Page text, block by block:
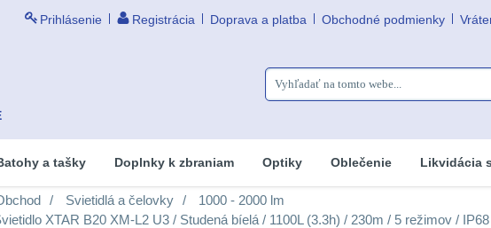
Prihlásenie Registrácia Doprava a platba Obchodné podmienky
a tašky Doplnky k zbraniam Optiky Oblečenie Likvidácia
Svietidlá a čelovky
1000 - 2000 lm
XTAR B20 XM-L2 U3 / Studená bíelá / 1100L (3.3h) / 230m / 5 režimov /